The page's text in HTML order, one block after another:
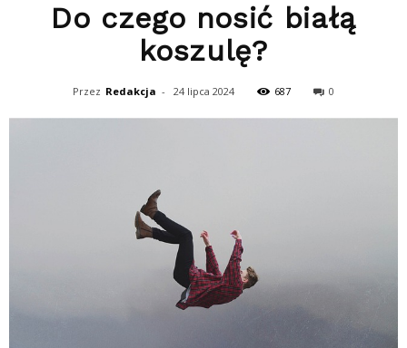
Do czego nosić białą
koszulę?
Przez Redakcja - 24 lipca 2024 687 0